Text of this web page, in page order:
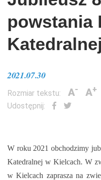
powstania
2021.07.30
Rozmiar tekstu: A- A+
Udostępnij:
W roku 2021 obchodzimy
Katedralnej w Kielcach. W
w Kielcach zaprasza na